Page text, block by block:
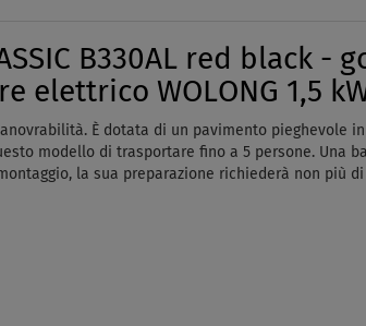
B330AL red black
elettrico WOLONG 1,5
È dotata di un pavimento pieghevole
modello di trasportare fino a 5 persone.
la sua preparazione richiederà non più di